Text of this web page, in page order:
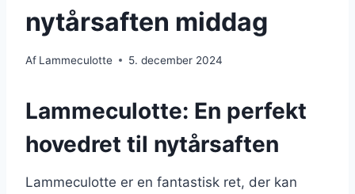
nytårsaften middag
Af Lammeculotte 5. december 2024
Lammeculotte: En perfekt
hovedret til nytårsaften
Lammeculotte er en fantastisk ret, der kan